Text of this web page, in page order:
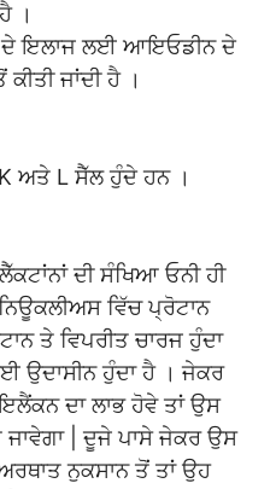
।
ਦੇ ਇਲਾਜ ਲਈ ਆਇਓਡੀਨ ਦੇ
ਜਾਂਦੀ ਹੈ ।
ਅਤੇ L ਸੈੱਲ ਹੁੰਦੇ ਹਨ ।
ਦੀ ਸੰਖਿਆ ਓਨੀ ਹੀ
ਵਿੱਚ ਪ੍ਰੋਟਾਨ
ਤੇ ਵਿਪਰੀਤ ਚਾਰਜ ਹੁੰਦਾ
ਉਦਾਸੀਨ ਹੁੰਦਾ ਹੈ । ਜੇਕਰ
ਦਾ ਲਾਭ ਹੋਵੇ ਤਾਂ ਉਸ
| ਦੂਜੇ ਪਾਸੇ ਜੇਕਰ ਉਸ
ਨੁਕਸਾਨ ਤੋਂ ਤਾਂ ਉਹ